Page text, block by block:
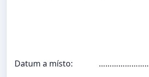
Datum a místo: